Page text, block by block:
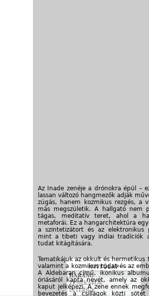
Az Inade zenéje a drónokra épül –
lassan változó hangmezők adják
zúgás, hanem kozmikus rezgés, a
más megszületik. A hallgató nem
tágas, meditatív teret, ahol a
metaforái. Ez a hangarchitektúra
a szintetizátort és az elektronikus
mint a tibeti vagy indiai tradíciók
tudat kitágítására.
Tematikájuk az okkult és hermetikus
valamint a kozmikus tudat és az
A Aldebaran című, ikonikus
óriásáról kapta nevét, amely az
kaput jelképezi. A zene ennek
bevezetés a csillagok közti
HARANG
ZENEKAROK
INTERJÚK